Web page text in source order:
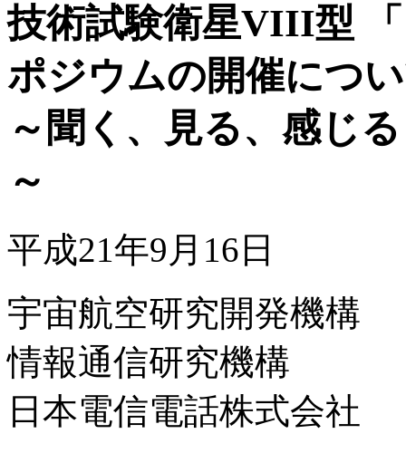
技術試験衛星VIII型
ポジウムの開催につ
～聞く、見る、感
～
平成21年9月16日
宇宙航空研究開発機構
情報通信研究機構
日本電信電話株式会社